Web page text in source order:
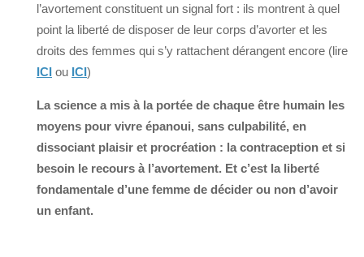
l’avortement constituent un signal fort : ils montrent à quel
point la liberté de disposer de leur corps d’avorter et les
droits des femmes qui s’y rattachent dérangent encore (lire
ICI ou ICI)
La science a mis à la portée de chaque être humain les
moyens pour vivre épanoui, sans culpabilité, en
dissociant plaisir et procréation : la contraception et si
besoin le recours à l’avortement. Et c’est la liberté
fondamentale d’une femme de décider ou non d’avoir
un enfant.